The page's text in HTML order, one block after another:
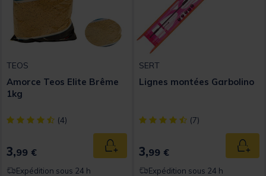
TEOS
Amorce Teos Elite Brême
1kg
[object Object] out of 5 Customer Rating
(4)
3,99 € Ajouter au panier
Expédition sous 24 h
SERT
Lignes montées Garbolino
[object Object] out of 5
(7)
3,99 €
Expédition sous 24 h